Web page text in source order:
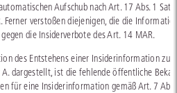
Aufschub nach Art. 17 Abs. 1
Ferner verstoßen diejenigen, die die
die Insiderverbote des Art. 14 MAR.
des Entstehens einer Insiderinformation zu
A. dargestellt, ist die fehlende öffentliche
für eine Insiderinformation gemäß Art. 7